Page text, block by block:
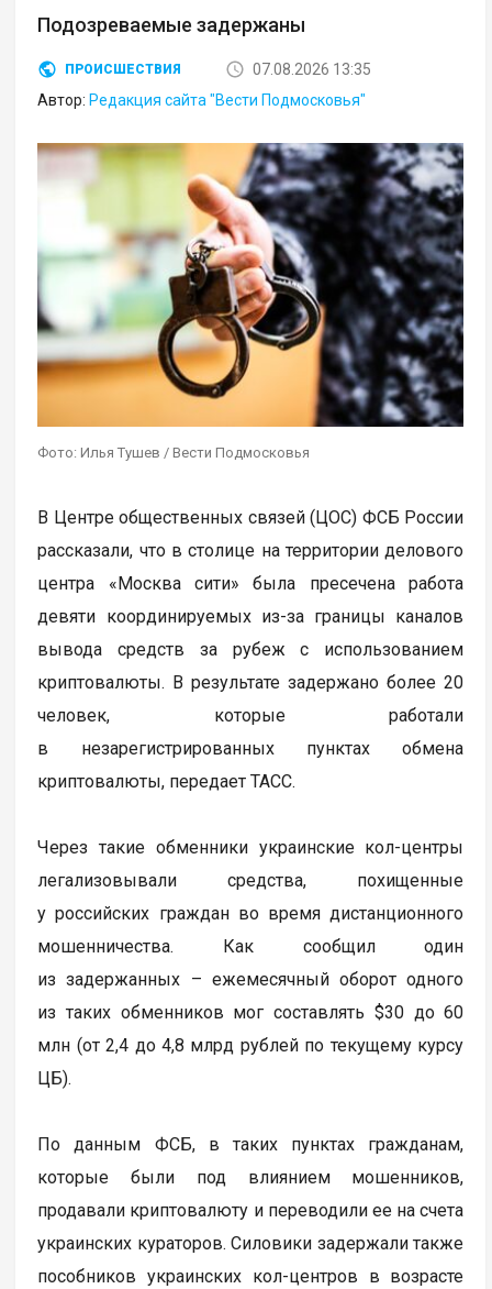
Подозреваемые задержаны
ПРОИСШЕСТВИЯ
07.08.2026 13:35
Автор: Редакция сайта "Вести Подмосковья"
Фото: Илья Тушев / Вести Подмосковья
В Центре общественных связей (ЦОС) ФСБ России
рассказали, что в столице на территории делового
центра «Москва сити» была пресечена работа
девяти координируемых из-за границы каналов
вывода средств за рубеж с использованием
криптовалюты. В результате задержано более 20
человек, которые работали
в незарегистрированных пунктах обмена
криптовалюты, передает ТАСС.
Через такие обменники украинские кол-центры
легализовывали средства, похищенные
у российских граждан во время дистанционного
мошенничества. Как сообщил один
из задержанных – ежемесячный оборот одного
из таких обменников мог составлять $30 до 60
млн (от 2,4 до 4,8 млрд рублей по текущему курсу
ЦБ).
По данным ФСБ, в таких пунктах гражданам,
которые были под влиянием мошенников,
продавали криптовалюту и переводили ее на счета
украинских кураторов. Силовики задержали также
пособников украинских кол-центров в возрасте